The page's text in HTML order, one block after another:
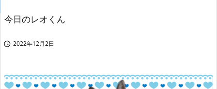
今日のレオくん
 2022年12月2日